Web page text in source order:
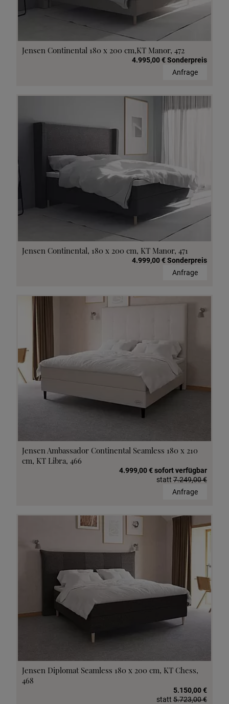
Jensen Continental 180 x 200 cm,KT Manor, 472
4.995,00 € Sonderpreis
Anfrage
Jensen Continental, 180 x 200 cm, KT Manor, 471
4.999,00 € Sonderpreis
Anfrage
Jensen Ambassador Continental Seamless 180 x 210
cm, KT Libra, 466
4.999,00 € sofort verfügbar
statt 7.249,00 €
Anfrage
Jensen Diplomat Seamless 180 x 200 cm, KT Chess,
468
5.150,00 €
statt 5.723,00 €